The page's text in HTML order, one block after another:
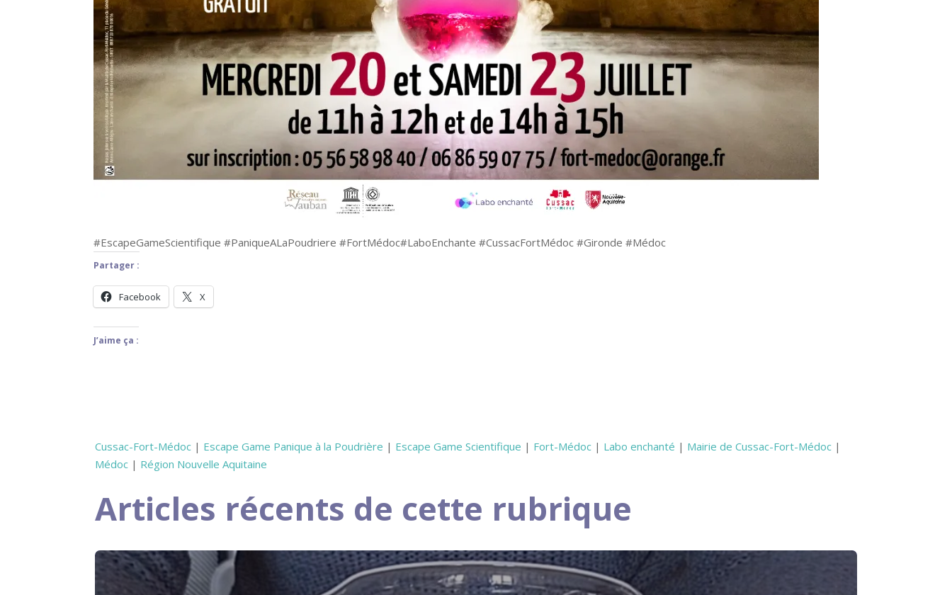
#EscapeGameScientifique #PaniqueALaPoudriere #FortMédoc#LaboEnchante #CussacFortMédoc #Gironde #Médoc
Partager :
Facebook X
J’aime ça :
Cussac-Fort-Médoc | Escape Game Panique à la Poudrière | Escape Game Scientifique | Fort-Médoc | Labo enchanté | Mairie de Cussac-Fort-Médoc |
Médoc | Région Nouvelle Aquitaine
Articles récents de cette rubrique